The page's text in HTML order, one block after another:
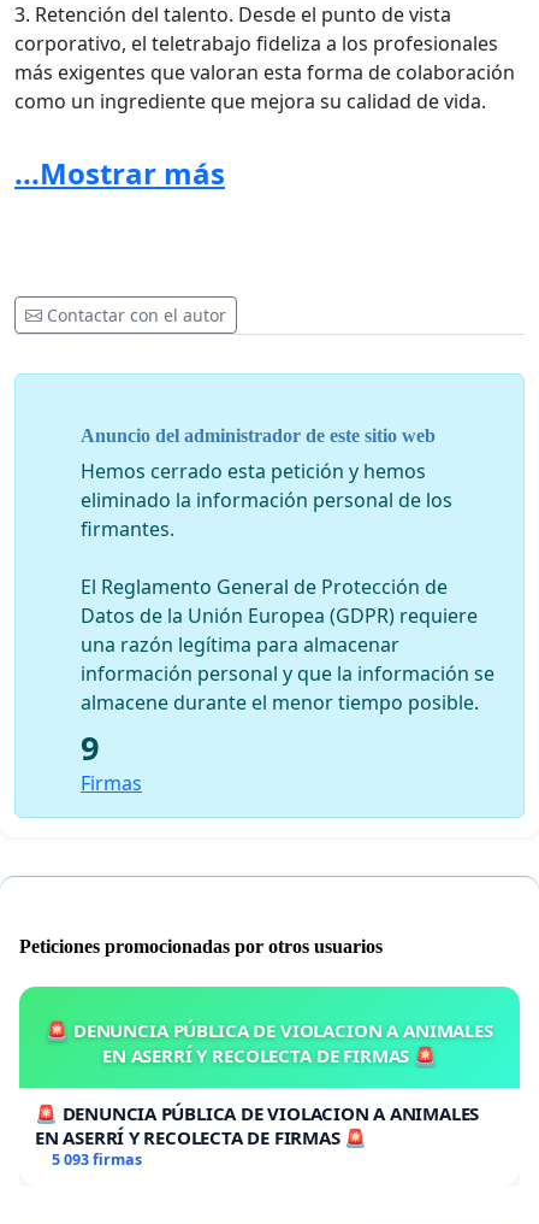
3. Retención del talento. Desde el punto de vista
corporativo, el teletrabajo fideliza a los profesionales
más exigentes que valoran esta forma de colaboración
como un ingrediente que mejora su calidad de vida.
por objetivos en lugar de seguir enfocando el valor en
la empresa y sobre todo hace aumentar la
productividad de los empleados.
Como puedes comprobar,el teletrabajo es una opción
empresa como para los trabajadores. El teletrabajo es
una fórmula en la que se dan la mano dos conceptos
fundamentales: empleo y felicidad.
...Mostrar más
Contactar con el autor
Anuncio del administrador de este sitio web
Hemos cerrado esta petición y hemos
eliminado la información personal de los
firmantes.
El Reglamento General de Protección de
Datos de la Unión Europea (GDPR) requiere
una razón legítima para almacenar
información personal y que la información se
almacene durante el menor tiempo posible.
9
Firmas
Peticiones promocionadas por otros usuarios
🚨 DENUNCIA PÚBLICA DE VIOLACION A ANIMALES
EN ASERRÍ Y RECOLECTA DE FIRMAS 🚨
🚨 DENUNCIA PÚBLICA DE VIOLACION A ANIMALES
EN ASERRÍ Y RECOLECTA DE FIRMAS 🚨
5 093 firmas